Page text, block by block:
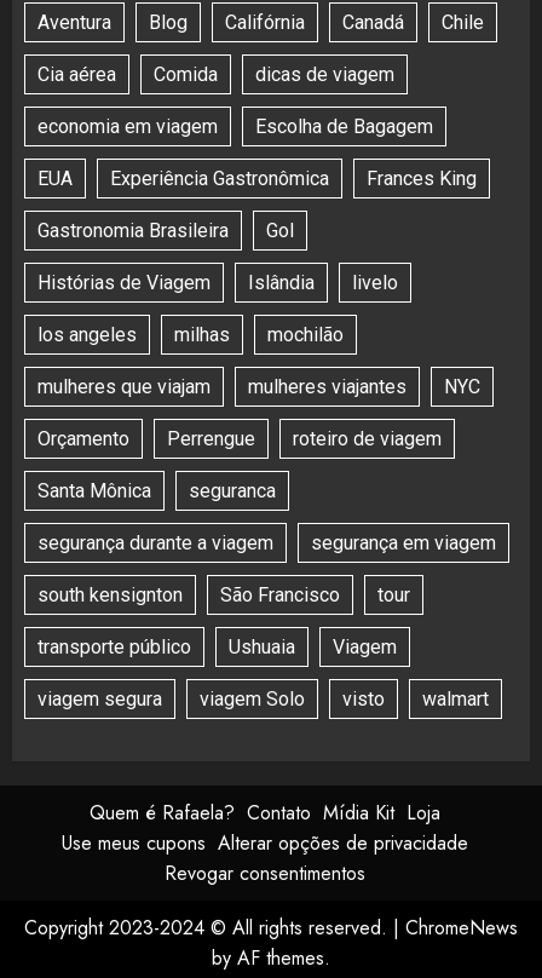
Aventura Blog Califórnia Canadá Chile
Cia aérea Comida dicas de viagem
economia em viagem Escolha de Bagagem
EUA Experiência Gastronômica Frances King
Gastronomia Brasileira Gol
Histórias de Viagem Islândia livelo
los angeles milhas mochilão
mulheres que viajam mulheres viajantes NYC
Orçamento Perrengue roteiro de viagem
Santa Mônica seguranca
segurança durante a viagem segurança em viagem
south kensignton São Francisco tour
transporte público Ushuaia Viagem
viagem segura viagem Solo visto walmart
Quem é Rafaela? Contato Mídia Kit Loja
Use meus cupons Alterar opções de privacidade
Revogar consentimentos
Copyright 2023-2024 © All rights reserved. | ChromeNews
by AF themes.